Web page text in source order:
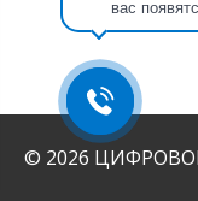
вас
© 2026